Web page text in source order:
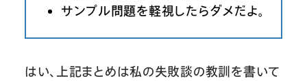
サンプル問題を軽視したらダメだよ。
はい、上記まとめは私の失敗談の教訓を書いて